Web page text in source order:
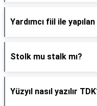
Yardımcı fiil ile
Stolk mu stalk mı?
Yüzyıl nasıl yazılır